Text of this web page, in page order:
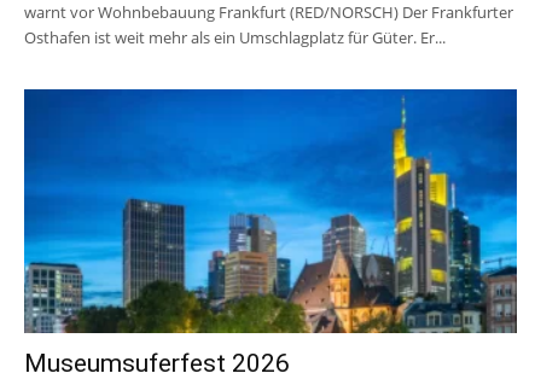
warnt vor Wohnbebauung Frankfurt (RED/NORSCH) Der Frankfurter
Osthafen ist weit mehr als ein Umschlagplatz für Güter. Er...
Museumsuferfest 2026